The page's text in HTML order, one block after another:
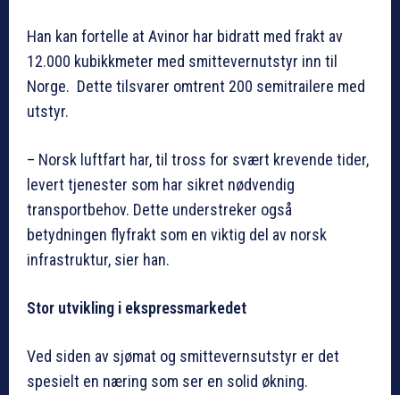
Han kan fortelle at Avinor har bidratt med frakt av
12.000 kubikkmeter med smittevernutstyr inn til
Norge. Dette tilsvarer omtrent 200 semitrailere med
utstyr.
– Norsk luftfart har, til tross for svært krevende tider,
levert tjenester som har sikret nødvendig
transportbehov. Dette understreker også
betydningen flyfrakt som en viktig del av norsk
infrastruktur, sier han.
Stor utvikling i ekspressmarkedet
Ved siden av sjømat og smittevernsutstyr er det
spesielt en næring som ser en solid økning.